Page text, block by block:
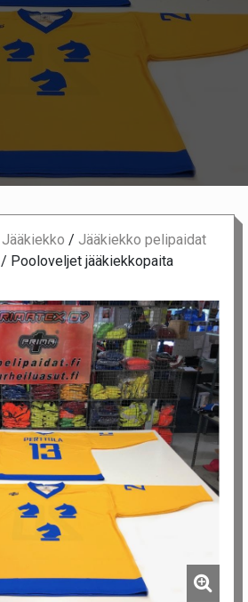
Jääkiekko / Jääkiekko pelipaidat
/ Pooloveljet jääkiekkopaita